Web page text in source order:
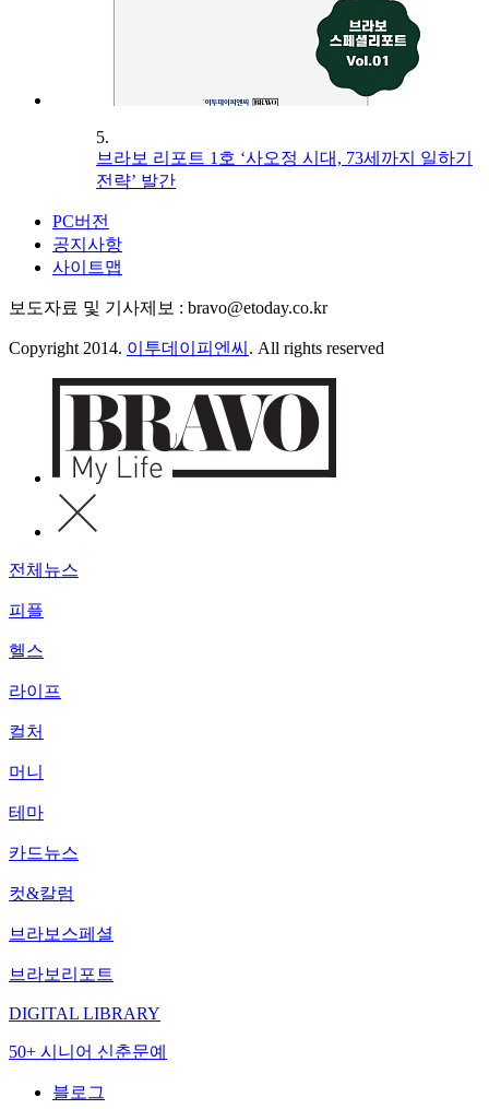
5.
브라보 리포트 1호 ‘사오정 시대, 73세까지 일하기
전략’ 발간
PC버전
공지사항
사이트맵
보도자료 및 기사제보 : bravo@etoday.co.kr
Copyright 2014. 이투데이피엔씨 . All rights reserved
전체뉴스
피플
헬스
라이프
컬처
머니
테마
카드뉴스
컷&칼럼
브라보스페셜
브라보리포트
DIGITAL LIBRARY
50+ 시니어 신춘문예
블로그